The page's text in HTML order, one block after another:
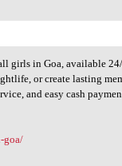
girls in Goa, available
or create lasting
and easy cash
goa/